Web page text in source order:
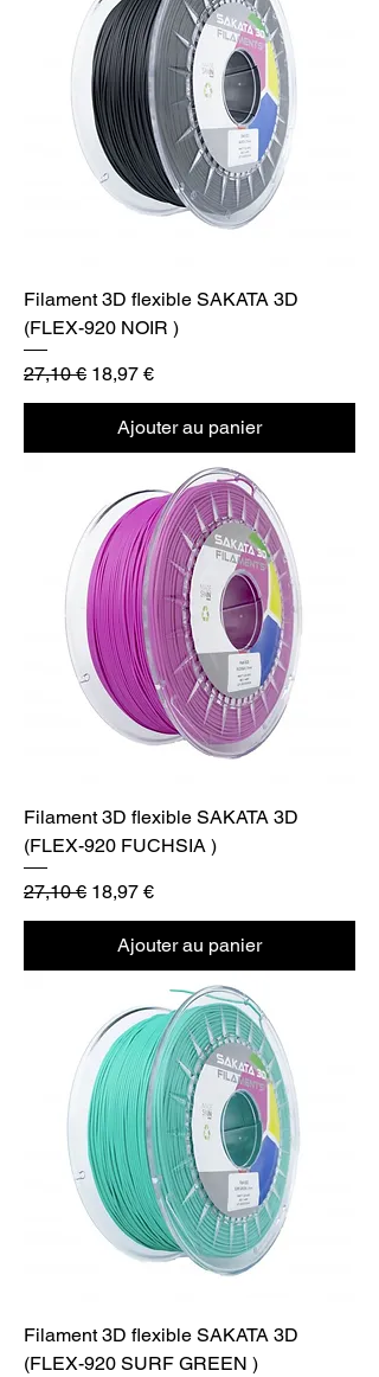
Filament 3D flexible SAKATA 3D
(FLEX-920 NOIR )
Prix original
27,10 € Prix promotionnel
18,97 €
Ajouter au panier
Filament 3D flexible SAKATA 3D
(FLEX-920 FUCHSIA )
Prix original
27,10 € Prix promotionnel
18,97 €
Ajouter au panier
Filament 3D flexible SAKATA 3D
(FLEX-920 SURF GREEN )